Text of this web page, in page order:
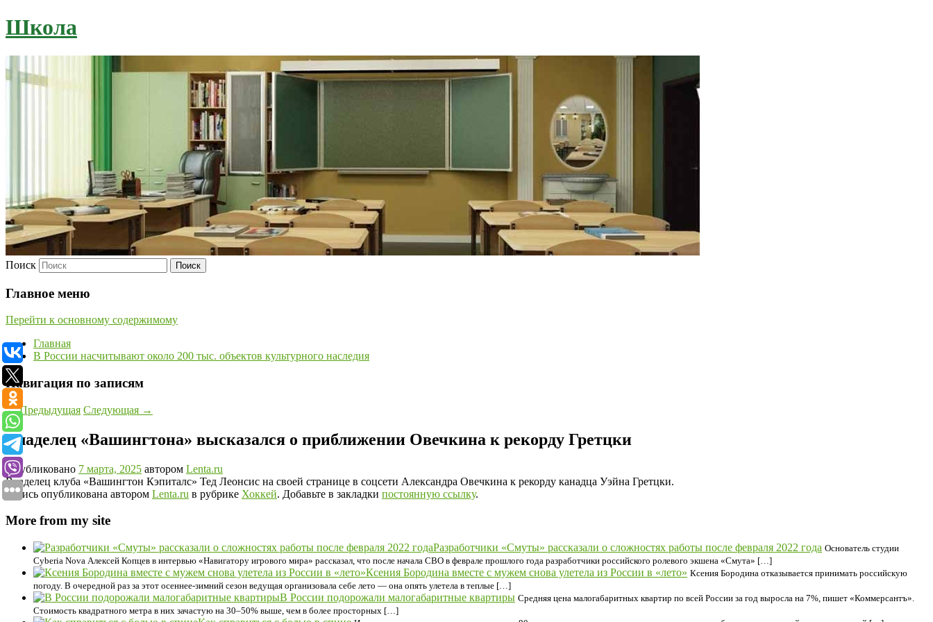
Школа
Поиск
Главное меню
Перейти к основному содержимому
Главная
В России насчитывают около 200 тыс. объектов культурного наследия
Навигация по записям
←Предыдущая Следующая →
Владелец «Вашингтона» высказался о приближении Овечкина к рекорду Гретцки
Опубликовано 7 марта, 2025 автором Lenta.ru
Владелец клуба «Вашингтон Кэпиталс» Тед Леонсис на своей странице в соцсети Александра Овечкина к рекорду канадца Уэйна Гретцки.
Запись опубликована автором Lenta.ru в рубрике Хоккей. Добавьте в закладки постоянную ссылку.
More from my site
Разработчики «Смуты» рассказали о сложностях работы после февраля 2022 года Основатель студии
Cyberia Nova Алексей Копцев в интервью «Навигатору игрового мира» рассказал, что после начала СВО в феврале прошлого года разработчики российского ролевого экшена «Смута» […]
Ксения Бородина вместе с мужем снова улетела из России в «лето» Ксения Бородина отказывается принимать российскую
погоду. В очередной раз за этот осеннее-зимний сезон ведущая организовала себе лето — она опять улетела в теплые […]
В России подорожали малогабаритные квартиры Средняя цена малогабаритных квартир по всей России за год выросла на 7%, пишет «Коммерсантъ».
Стоимость квадратного метра в них зачастую на 30–50% выше, чем в более просторных […]